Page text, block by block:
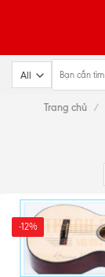
Trang chủ /
-12%